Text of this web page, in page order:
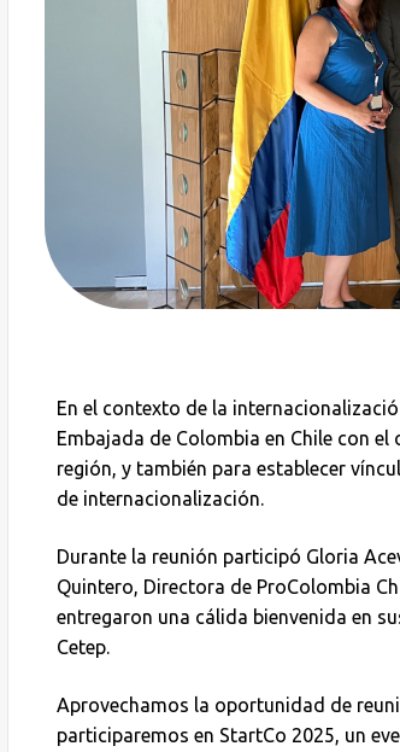
En el contexto de la
Embajada de Colombia en Chile con
región, y también para establecer
de internacionalización.
Durante la reunión participó Gloria
Quintero, Directora de ProColombia
entregaron una cálida bienvenida en
Cetep.
Aprovechamos la oportunidad de
participaremos en StartCo 2025, un